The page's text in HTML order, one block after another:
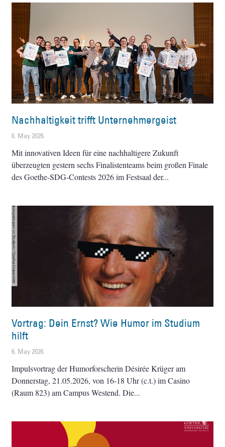
Nachhaltigkeit trifft Unternehmergeist
6. May 2026
Mit innovativen Ideen für eine nachhaltigere Zukunft
überzeugten gestern sechs Finalistenteams beim großen Finale
des Goethe-SDG-Contests 2026 im Festsaal der
Vortrag: Dein Ernst? Wie Humor im Studium
hilft
6. May 2026
Impulsvortrag der Humorforscherin Désirée Krüger am
Donnerstag, 21.05.2026, von 16-18 Uhr (c.t.) im Casino
(Raum 823) am Campus Westend. Die